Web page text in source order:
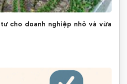
cho doanh nghiệp nhỏ và vừa